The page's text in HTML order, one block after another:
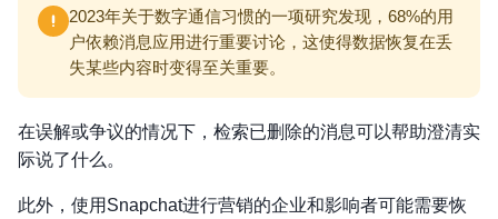
2023年关于数字通信习惯的一项研究发现，68%的用
户依赖消息应用进行重要讨论，这使得数据恢复在丢
失某些内容时变得至关重要。
在误解或争议的情况下，检索已删除的消息可以帮助澄清实
际说了什么。
此外，使用Snapchat进行营销的企业和影响者可能需要恢